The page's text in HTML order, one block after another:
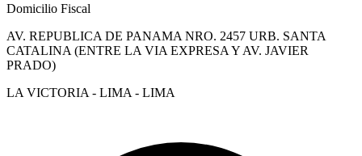
Domicilio Fiscal
AV. REPUBLICA DE PANAMA NRO. 2457 URB. SANTA
CATALINA (ENTRE LA VIA EXPRESA Y AV. JAVIER
PRADO)
LA VICTORIA - LIMA - LIMA